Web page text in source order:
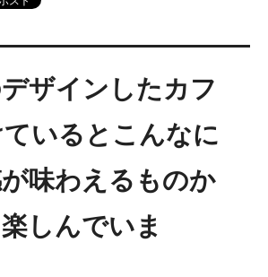
デザインしたカフ
いるとこんなに
味わえるものか
しんでいま